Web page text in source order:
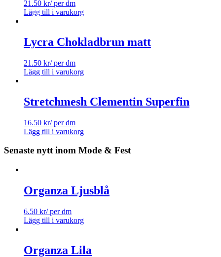
21.50 kr/ per dm
Lägg till i varukorg
Lycra Chokladbrun matt
21.50 kr/ per dm
Lägg till i varukorg
Stretchmesh Clementin Superfin
16.50 kr/ per dm
Lägg till i varukorg
Senaste nytt inom Mode & Fest
Organza Ljusblå
6.50 kr/ per dm
Lägg till i varukorg
Organza Lila